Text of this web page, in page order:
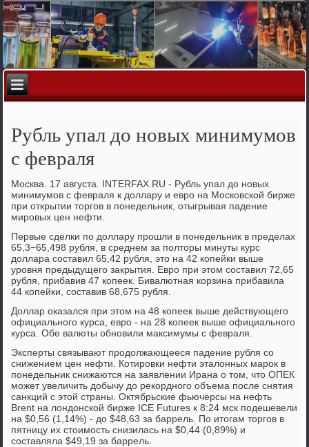
Рубль упал до новых минимумов
с февраля
Москва. 17 августа. INTERFAX.RU - Рубль упал до новых
минимумов с февраля к доллару и евро на Московской бирже
при открытии торгов в понедельник, отыгрывая падение
мировых цен нефти.
Первые сделки по доллару прошли в понедельник в пределах
65,3−65,498 рубля, в среднем за полторы минуты курс
доллара составил 65,42 рубля, это на 42 копейки выше
уровня предыдущего закрытия. Евро при этом составил 72,65
рубля, прибавив 47 копеек. Бивалютная корзина прибавила
44 копейки, составив 68,675 рубля.
Доллар оказался при этом на 48 копеек выше действующего
официального курса, евро - на 28 копеек выше официального
курса. Обе валюты обновили максимумы с февраля.
Эксперты связывают продолжающееся падение рубля со
снижением цен нефти. Котировки нефти эталонных марок в
понедельник снижаются на заявлении Ирана о том, что ОПЕК
может увеличить добычу до рекордного объема после снятия
санкций с этой страны. Октябрьские фьючерсы на нефть
Brent на лондонской бирже ICE Futures к 8:24 мск подешевели
на $0,56 (1,14%) - до $48,63 за баррель. По итогам торгов в
пятницу их стоимость снизилась на $0,44 (0,89%) и
составляла $49,19 за баррель.